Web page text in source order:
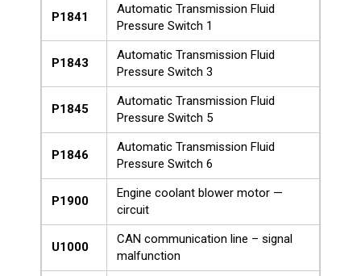
P1841
Automatic Transmission Fluid
Pressure Switch 1
P1843
Automatic Transmission Fluid
Pressure Switch 3
P1845
Automatic Transmission Fluid
Pressure Switch 5
P1846
Automatic Transmission Fluid
Pressure Switch 6
P1900
Engine coolant blower motor —
circuit
U1000
CAN communication line – signal
malfunction